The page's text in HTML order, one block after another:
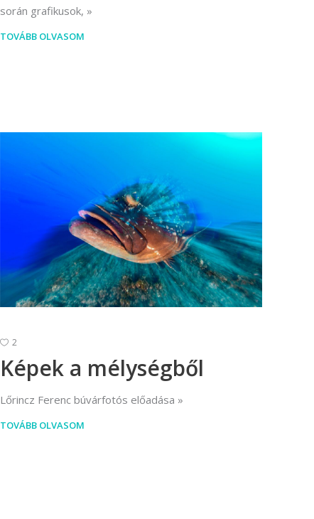
során grafikusok,
TOVÁBB OLVASOM
2
Képek a mélységből
Lőrincz Ferenc búvárfotós előadása
TOVÁBB OLVASOM